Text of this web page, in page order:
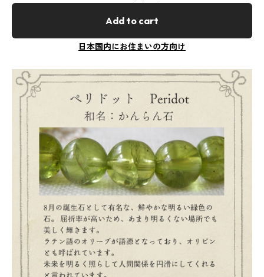
Add to cart
日本国内にお住まいの方向け